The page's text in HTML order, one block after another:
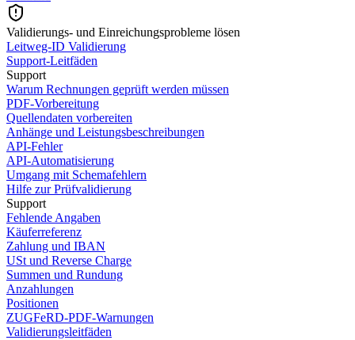
Validierungs- und Einreichungsprobleme lösen
Leitweg-ID Validierung
Support-Leitfäden
Support
Warum Rechnungen geprüft werden müssen
PDF-Vorbereitung
Quellendaten vorbereiten
Anhänge und Leistungsbeschreibungen
API-Fehler
API-Automatisierung
Umgang mit Schemafehlern
Hilfe zur Prüfvalidierung
Support
Fehlende Angaben
Käuferreferenz
Zahlung und IBAN
USt und Reverse Charge
Summen und Rundung
Anzahlungen
Positionen
ZUGFeRD-PDF-Warnungen
Validierungsleitfäden